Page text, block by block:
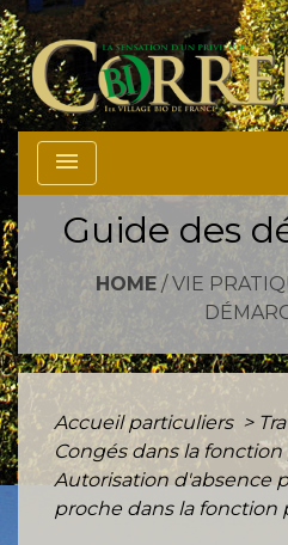
menu
Guide des
HOME/ VIE
Accueil particuliers >
Congés dans la
Autorisation d'absence
proche dans la fonction